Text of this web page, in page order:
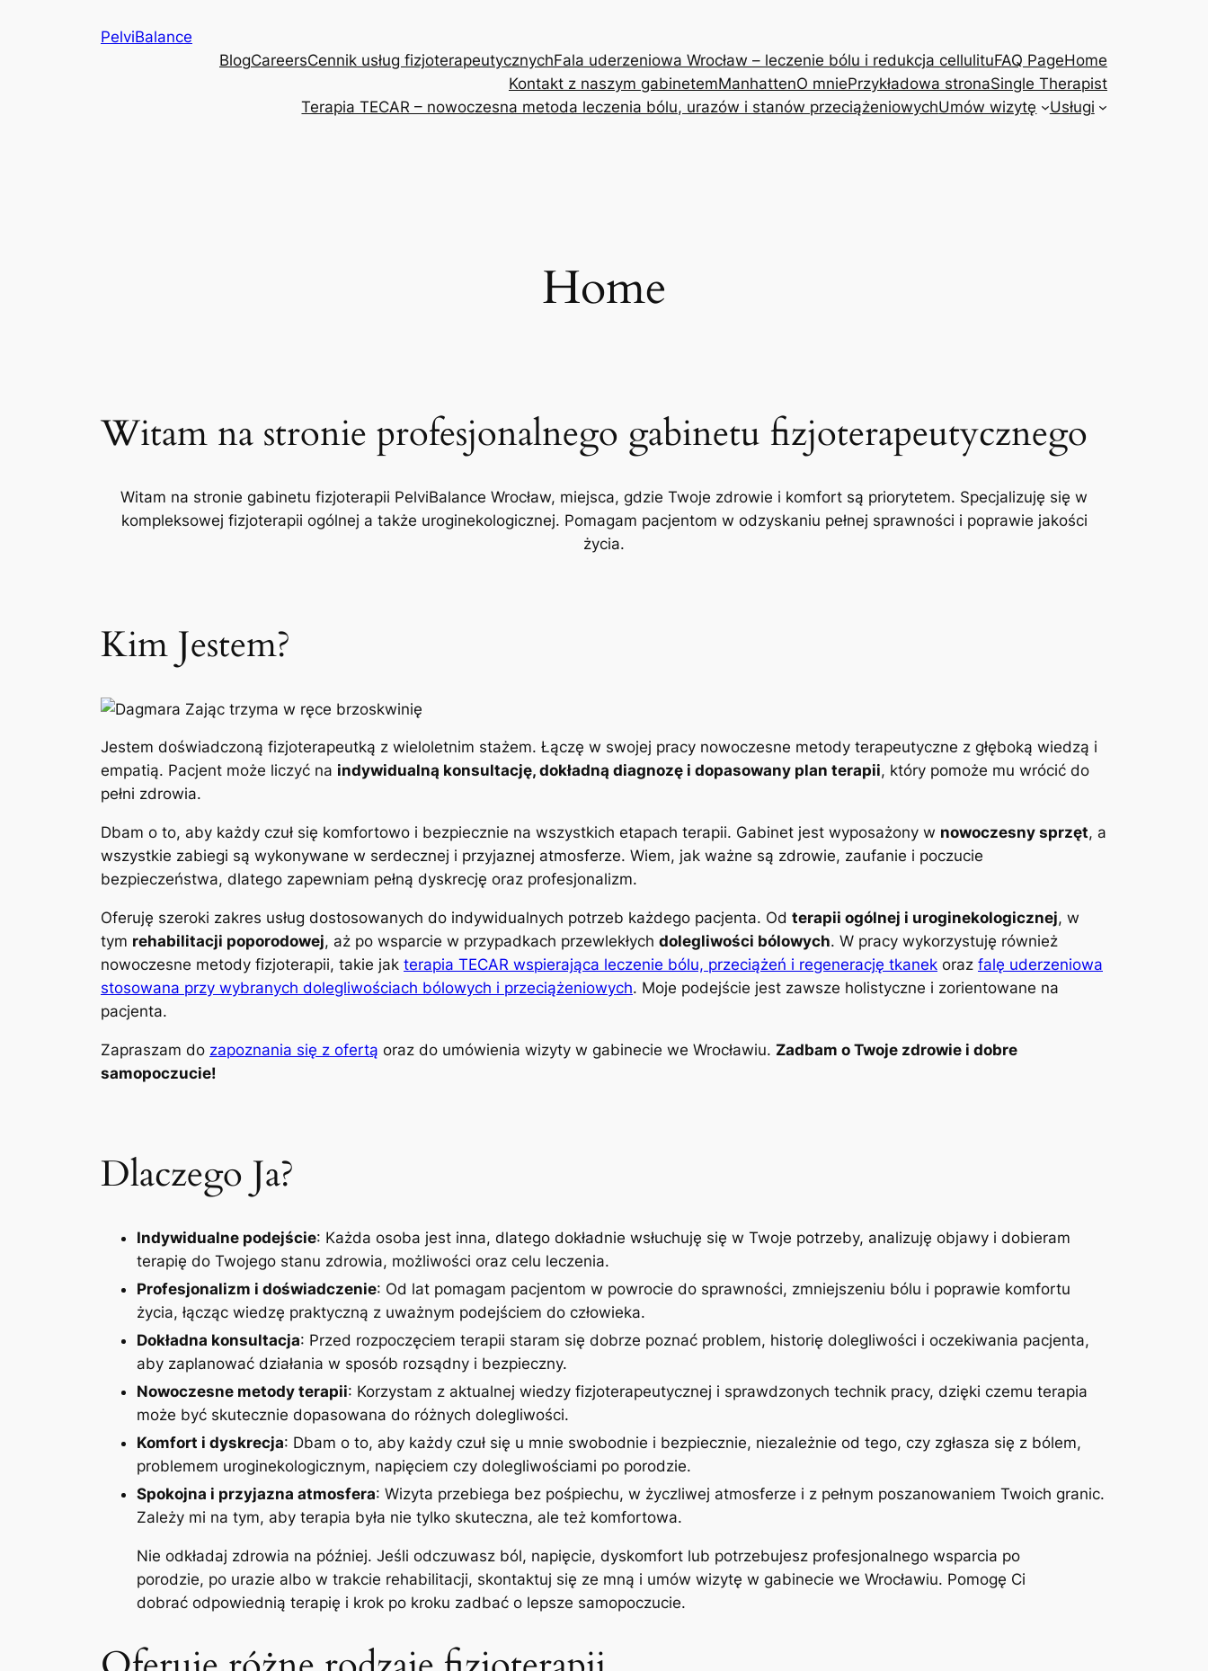
PelviBalance
BlogCareersCennik usług fizjoterapeutycznychFala uderzeniowa Wrocław – leczenie bólu i redukcja cellulituFAQ PageHome
Kontakt z naszym gabinetemManhattenO mniePrzykładowa stronaSingle Therapist
Terapia TECAR – nowoczesna metoda leczenia bólu, urazów i stanów przeciążeniowychUmów wizytę Usługi
Home
Witam na stronie profesjonalnego gabinetu fizjoterapeutycznego
Witam na stronie gabinetu fizjoterapii PelviBalance Wrocław, miejsca, gdzie Twoje zdrowie i komfort są priorytetem. Specjalizuję się w
kompleksowej fizjoterapii ogólnej a także uroginekologicznej. Pomagam pacjentom w odzyskaniu pełnej sprawności i poprawie jakości
życia.
Kim Jestem?
Jestem doświadczoną fizjoterapeutką z wieloletnim stażem. Łączę w swojej pracy nowoczesne metody terapeutyczne z głęboką wiedzą i
empatią. Pacjent może liczyć na indywidualną konsultację, dokładną diagnozę i dopasowany plan terapii, który pomoże mu wrócić do
pełni zdrowia.
Dbam o to, aby każdy czuł się komfortowo i bezpiecznie na wszystkich etapach terapii. Gabinet jest wyposażony w nowoczesny sprzęt, a
wszystkie zabiegi są wykonywane w serdecznej i przyjaznej atmosferze. Wiem, jak ważne są zdrowie, zaufanie i poczucie
bezpieczeństwa, dlatego zapewniam pełną dyskrecję oraz profesjonalizm.
Oferuję szeroki zakres usług dostosowanych do indywidualnych potrzeb każdego pacjenta. Od terapii ogólnej i uroginekologicznej, w
tym rehabilitacji poporodowej, aż po wsparcie w przypadkach przewlekłych dolegliwości bólowych. W pracy wykorzystuję również
nowoczesne metody fizjoterapii, takie jak terapia TECAR wspierająca leczenie bólu, przeciążeń i regenerację tkanek oraz falę uderzeniowa
stosowana przy wybranych dolegliwościach bólowych i przeciążeniowych. Moje podejście jest zawsze holistyczne i zorientowane na
pacjenta.
Zapraszam do zapoznania się z ofertą oraz do umówienia wizyty w gabinecie we Wrocławiu. Zadbam o Twoje zdrowie i dobre
samopoczucie!
Dlaczego Ja?
Indywidualne podejście: Każda osoba jest inna, dlatego dokładnie wsłuchuję się w Twoje potrzeby, analizuję objawy i dobieram
terapię do Twojego stanu zdrowia, możliwości oraz celu leczenia.
Profesjonalizm i doświadczenie: Od lat pomagam pacjentom w powrocie do sprawności, zmniejszeniu bólu i poprawie komfortu
życia, łącząc wiedzę praktyczną z uważnym podejściem do człowieka.
Dokładna konsultacja: Przed rozpoczęciem terapii staram się dobrze poznać problem, historię dolegliwości i oczekiwania pacjenta,
aby zaplanować działania w sposób rozsądny i bezpieczny.
Nowoczesne metody terapii: Korzystam z aktualnej wiedzy fizjoterapeutycznej i sprawdzonych technik pracy, dzięki czemu terapia
może być skutecznie dopasowana do różnych dolegliwości.
Komfort i dyskrecja: Dbam o to, aby każdy czuł się u mnie swobodnie i bezpiecznie, niezależnie od tego, czy zgłasza się z bólem,
problemem uroginekologicznym, napięciem czy dolegliwościami po porodzie.
Spokojna i przyjazna atmosfera: Wizyta przebiega bez pośpiechu, w życzliwej atmosferze i z pełnym poszanowaniem Twoich granic.
Zależy mi na tym, aby terapia była nie tylko skuteczna, ale też komfortowa.
Nie odkładaj zdrowia na później. Jeśli odczuwasz ból, napięcie, dyskomfort lub potrzebujesz profesjonalnego wsparcia po
porodzie, po urazie albo w trakcie rehabilitacji, skontaktuj się ze mną i umów wizytę w gabinecie we Wrocławiu. Pomogę Ci
dobrać odpowiednią terapię i krok po kroku zadbać o lepsze samopoczucie.